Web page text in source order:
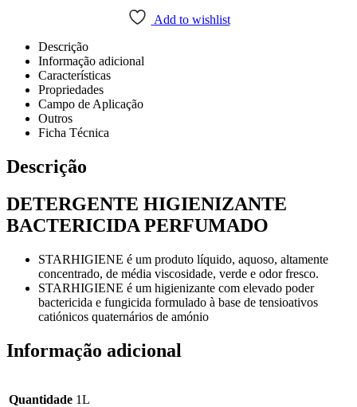
Add to wishlist
Descrição
Informação adicional
Características
Propriedades
Campo de Aplicação
Outros
Ficha Técnica
Descrição
DETERGENTE HIGIENIZANTE
BACTERICIDA PERFUMADO
STARHIGIENE é um produto líquido, aquoso, altamente
concentrado, de média viscosidade, verde e odor fresco.
STARHIGIENE é um higienizante com elevado poder
bactericida e fungicida formulado à base de tensioativos
catiónicos quaternários de amónio
Informação adicional
Quantidade 1L